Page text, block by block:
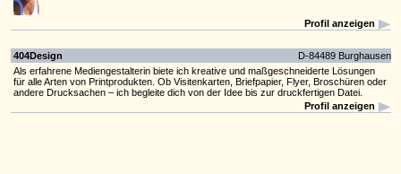
Profil anzeigen
404Design
D-84489 Burghausen
Als erfahrene Mediengestalterin biete ich kreative und maßgeschneiderte Lösungen
für alle Arten von Printprodukten. Ob Visitenkarten, Briefpapier, Flyer, Broschüren oder
andere Drucksachen – ich begleite dich von der Idee bis zur druckfertigen Datei.
Profil anzeigen